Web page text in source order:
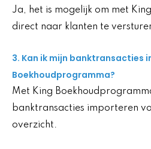
Ja, het is mogelijk om met
direct naar klanten te
3. Kan ik mijn banktransacties
Boekhoudprogramma?
Met King
banktransacties importeren
overzicht.